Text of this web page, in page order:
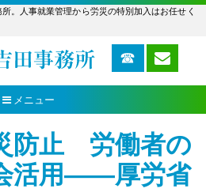
。人事就業管理から労災の特別加入はお任せく
メニュー
防止 労働者の
活用――厚労省